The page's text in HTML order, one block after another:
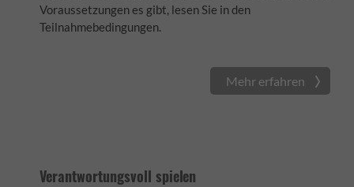
Voraussetzungen es gibt, lesen Sie in den
Teilnahmebedingungen.
Mehr erfahren
Verantwortungsvoll spielen